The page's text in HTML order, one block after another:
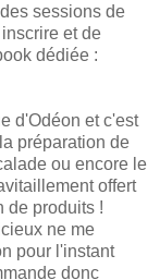
sessions de
et de
dédiée :
d'Odéon et c'est
préparation de
ou encore le
offert
de produits !
ne me
pour l'instant
donc